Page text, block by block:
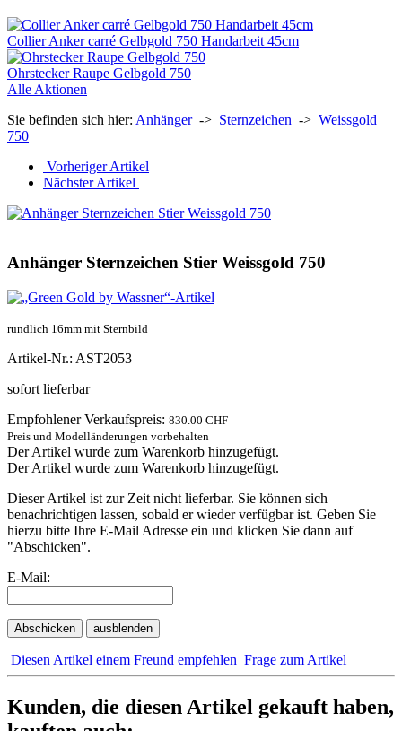
Collier Anker carré Gelbgold 750 Handarbeit 45cm
Ohrstecker Raupe Gelbgold 750
Alle Aktionen
Sie befinden sich hier: Anhänger-> Sternzeichen -> Weissgold
750
Vorheriger Artikel
Nächster Artikel
Anhänger Sternzeichen Stier Weissgold 750
rundlich 16mm mit Sternbild
Artikel-Nr.: AST2053
sofort lieferbar
Empfohlener Verkaufspreis: 830.00 CHF
Preis und Modelländerungen vorbehalten
Der Artikel wurde zum Warenkorb hinzugefügt.
Der Artikel wurde zum Warenkorb hinzugefügt.
Dieser Artikel ist zur Zeit nicht lieferbar. Sie können sich
benachrichtigen lassen, sobald er wieder verfügbar ist. Geben Sie
hierzu bitte Ihre E-Mail Adresse ein und klicken Sie dann auf
"Abschicken".
E-Mail:
Abschicken ausblenden
Diesen Artikel einem Freund empfehlen Frage zum Artikel
Kunden, die diesen Artikel gekauft haben,